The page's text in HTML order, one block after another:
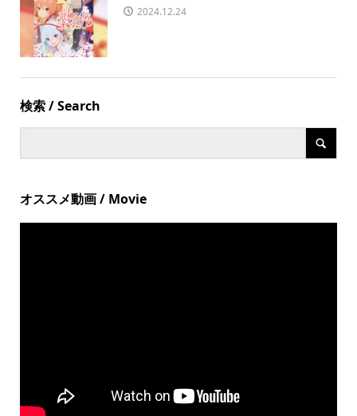
2024.12.24
検索 / Search
オススメ動画 / Movie